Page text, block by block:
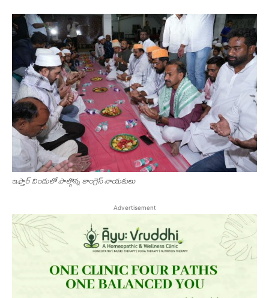
ఇఫ్తార్ విందులో పాల్గొన్న కాంగ్రెస్ నాయకులు
Advertisement